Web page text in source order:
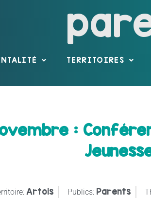
TERRITOIRES
:
Artois Publics: Parents